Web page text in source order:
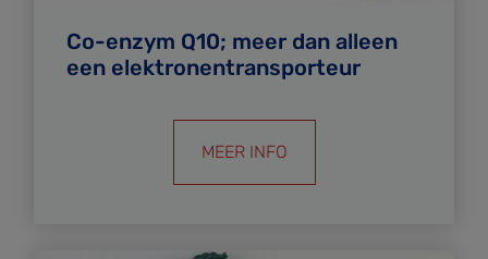
Co-enzym Q10; meer dan alleen
een elektronentransporteur
MEER INFO